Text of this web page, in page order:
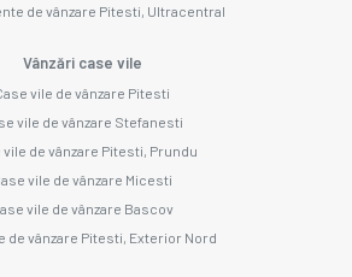
de vânzare Pitesti, Ultracentral
Vânzări case vile
vile de vânzare Pitesti
vile de vânzare Stefanesti
vile de vânzare Pitesti, Prundu
vile de vânzare Micesti
vile de vânzare Bascov
de vânzare Pitesti, Exterior Nord